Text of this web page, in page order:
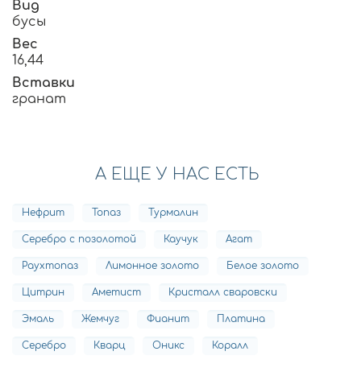
Вид
бусы
Вес
16,44
Вставки
гранат
А ЕЩЕ У НАС ЕСТЬ
Нефрит Топаз Турмалин
Серебро с позолотой Каучук Агат
Раухтопаз Лимонное золото Белое золото
Цитрин Аметист Кристалл сваровски
Эмаль Жемчуг Фианит Платина
Серебро Кварц Оникс Коралл